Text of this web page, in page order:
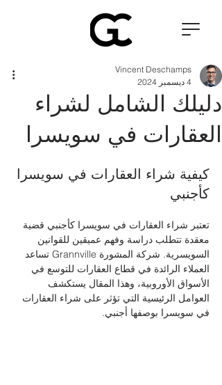
دليلك الشامل لشراء
العقارات في سويسرا
Vincent Deschamps
4 ديسمبر 2024
كيفية شراء العقارات في سويسرا
كأجنبي
تعتبر شراء العقارات في سويسرا كأجنبي قضية
معقدة تتطلب دراسة وفهم عميقين للقوانين
السويسرية. شركة المشورة Grannville تساعد
العملاء الرائدة في قطاع العقارات للتوسع في
الأسواق الأوروبية، وهذا المقال يستكشف
العوامل الرئيسية التي تؤثر على شراء العقارات
في سويسرا بوصفها أجنبي.